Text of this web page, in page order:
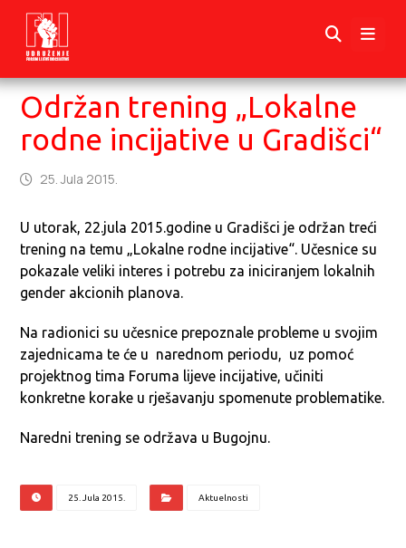
Održan trening „Lokalne
rodne incijative u Gradišci“
25. Jula 2015.
U utorak, 22.jula 2015.godine u Gradišci je održan treći
trening na temu „Lokalne rodne incijative“. Učesnice su
pokazale veliki interes i potrebu za iniciranjem lokalnih
gender akcionih planova.
Na radionici su učesnice prepoznale probleme u svojim
zajednicama te će u narednom periodu, uz pomoć
projektnog tima Foruma lijeve incijative, učiniti
konkretne korake u rješavanju spomenute problematike.
Naredni trening se održava u Bugojnu.
25. Jula 2015. Aktuelnosti